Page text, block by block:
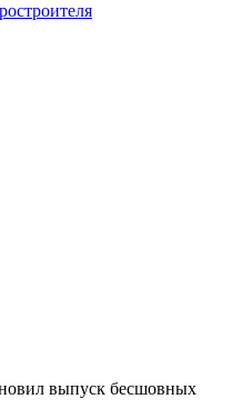
выпуск бесшовных